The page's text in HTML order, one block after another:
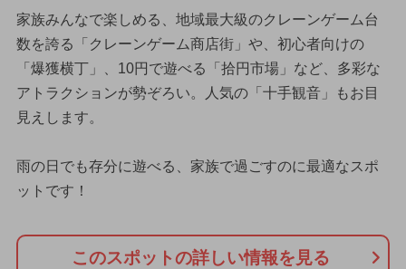
家族みんなで楽しめる、地域最大級のクレーンゲーム台
数を誇る「クレーンゲーム商店街」や、初心者向けの
「爆獲横丁」、10円で遊べる「拾円市場」など、多彩な
アトラクションが勢ぞろい。人気の「十手観音」もお目
見えします。
雨の日でも存分に遊べる、家族で過ごすのに最適なスポ
ットです！
このスポットの詳しい情報を見る